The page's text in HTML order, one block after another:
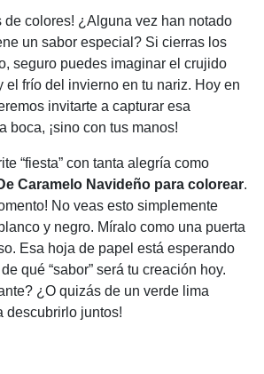
de colores! ¿Alguna vez han notado
un sabor especial? Si cierras los
seguro puedes imaginar el crujido
el frío del invierno en tu nariz. Hoy en
invitarte a capturar esa
boca, ¡sino con tus manos!
“fiesta” con tanta alegría como
Caramelo Navideño para colorear.
No veas esto simplemente
y negro. Míralo como una puerta
Esa hoja de papel está esperando
qué “sabor” será tu creación hoy.
¿O quizás de un verde lima
descubrirlo juntos!